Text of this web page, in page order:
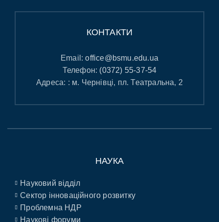
КОНТАКТИ
Email:office@bsmu.edu.ua
Телефон: (0372) 55-37-54
Адреса: : м. Чернівці, пл. Театральна, 2
НАУКА
Науковий відділ
Сектор інноваційного розвитку
Проблемна НДР
Наукові форуми